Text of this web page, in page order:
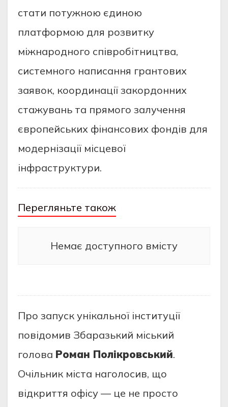
стати потужною єдиною
платформою для розвитку
міжнародного співробітництва,
системного написання грантових
заявок, координації закордонних
стажувань та прямого залучення
європейських фінансових фондів для
модернізації місцевої
інфраструктури.
Перегляньте також
Немає доступного вмісту
Про запуск унікальної інституції
повідомив Збаразький міський
голова Роман Полікровський.
Очільник міста наголосив, що
відкриття офісу — це не просто